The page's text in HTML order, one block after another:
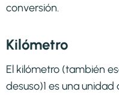
conversión.
Kilómetro
El kilómetro (también
desuso)1​ es una